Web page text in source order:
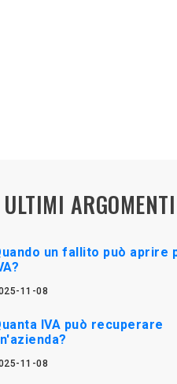
ULTIMI ARGOMENTI
un fallito può aprire
11-08
IVA può recuperare
11-08